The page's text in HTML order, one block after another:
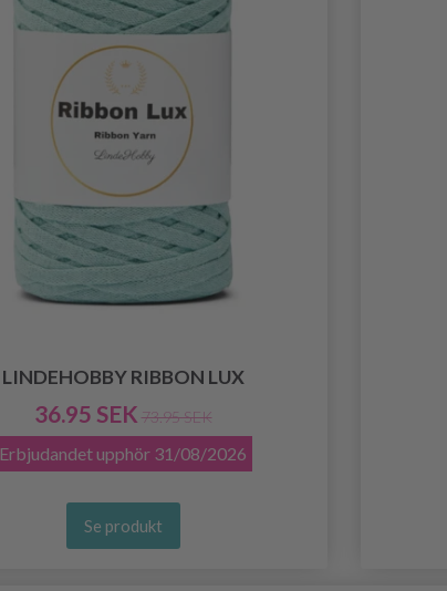
LINDEHOBBY RIBBON LUX
36.95 SEK 73.95 SEK
Erbjudandet upphör 31/08/2026
Se produkt